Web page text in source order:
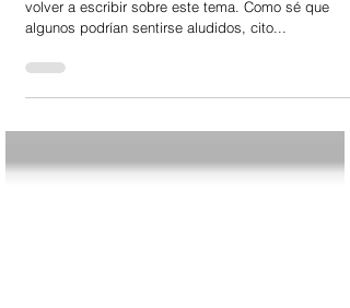
Han sido muchos los factores por los que decidí
algunos podrían sentirse aludidos, cito...